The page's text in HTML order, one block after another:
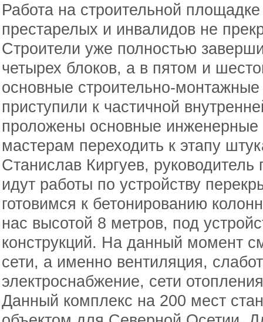
Работа на строительной
престарелых и инвалидов не
Строители уже полностью
четырех блоков, а в пятом и
основные строительно-
приступили к частичной
проложены основные инженерные
мастерам переходить к этапу
Станислав Киргуев,
идут работы по устройству
готовимся к бетонированию
нас высотой 8 метров, под
конструкций. На данный момент
сети, а именно вентиляция,
электроснабжение, сети
Данный комплекс на 200 мест